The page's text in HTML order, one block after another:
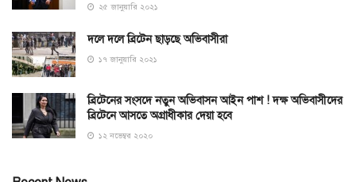
২৫ জানুয়ারি ২০২১
দলে দলে ব্রিটেন ছাড়ছে অভিবাসীরা
১৭ জানুয়ারি ২০২১
ব্রিটেনের সংসদে নতুন অভিবাসন আইন পাশ ! দক্ষ অভিবাসীদের
ব্রিটেনে আসতে অগ্রাধীকার দেয়া হবে
১২ নভেম্বর ২০২০